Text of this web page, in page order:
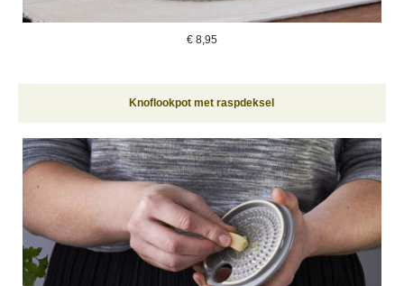
€ 8,95
Knoflookpot met raspdeksel